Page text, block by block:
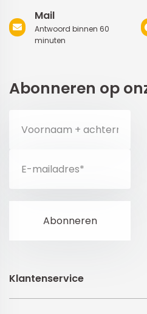
Mail
Antwoord binnen 60
minuten
Abonneren op
Klantenservice